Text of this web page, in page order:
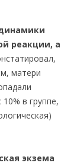
реакции, а
матери
в группе,
экзема